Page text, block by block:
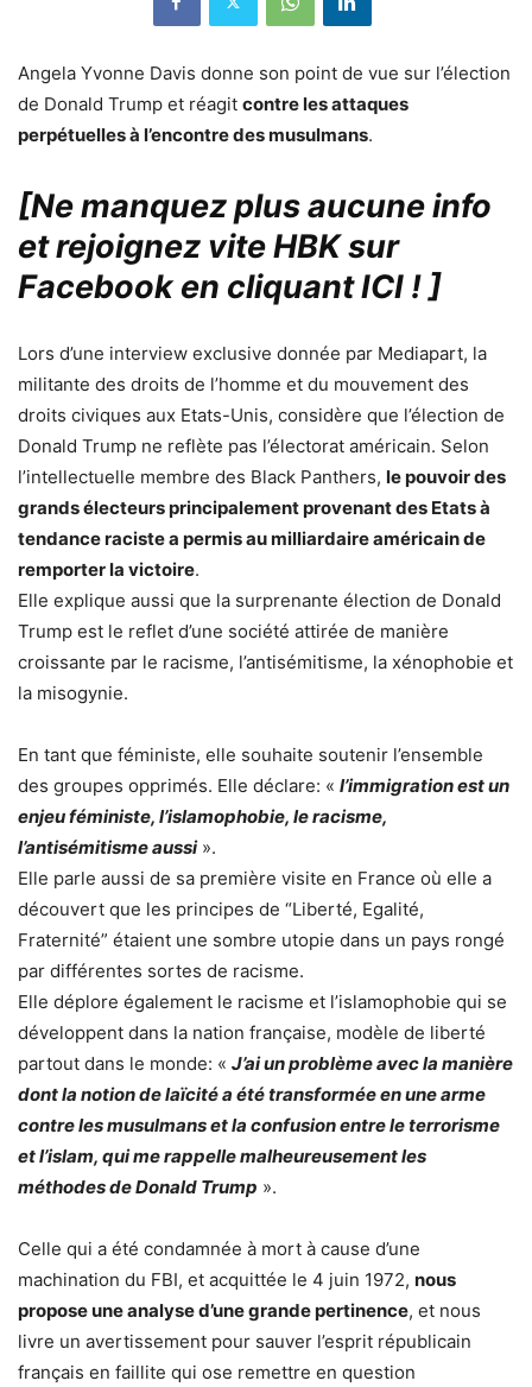
Angela Yvonne Davis donne son point de vue sur l’élection
de Donald Trump et réagit contre les attaques
perpétuelles à l’encontre des musulmans.
[Ne manquez plus aucune info
et rejoignez vite HBK sur
Facebook en cliquant ICI !]
Lors d’une interview exclusive donnée par Mediapart, la
militante des droits de l’homme et du mouvement des
droits civiques aux Etats-Unis, considère que l’élection de
Donald Trump ne reflète pas l’électorat américain. Selon
l’intellectuelle membre des Black Panthers, le pouvoir des
grands électeurs principalement provenant des Etats à
tendance raciste a permis au milliardaire américain de
remporter la victoire.
Elle explique aussi que la surprenante élection de Donald
Trump est le reflet d’une société attirée de manière
croissante par le racisme, l’antisémitisme, la xénophobie et
la misogynie.
En tant que féministe, elle souhaite soutenir l’ensemble
des groupes opprimés. Elle déclare: « l’immigration est un
enjeu féministe, l’islamophobie, le racisme,
l’antisémitisme aussi ».
Elle parle aussi de sa première visite en France où elle a
découvert que les principes de “Liberté, Egalité,
Fraternité” étaient une sombre utopie dans un pays rongé
par différentes sortes de racisme.
Elle déplore également le racisme et l’islamophobie qui se
développent dans la nation française, modèle de liberté
partout dans le monde: « J’ai un problème avec la manière
dont la notion de laïcité a été transformée en une arme
contre les musulmans et la confusion entre le terrorisme
et l’islam, qui me rappelle malheureusement les
méthodes de Donald Trump ».
Celle qui a été condamnée à mort à cause d’une
machination du FBI, et acquittée le 4 juin 1972, nous
propose une analyse d’une grande pertinence, et nous
livre un avertissement pour sauver l’esprit républicain
français en faillite qui ose remettre en question